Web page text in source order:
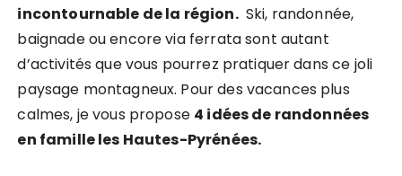
incontournable de la région.Ski, randonnée,
baignade ou encore via ferrata sont autant
d’activités que vous pourrez pratiquer dans ce joli
paysage montagneux. Pour des vacances plus
calmes, je vous propose 4 idées de randonnées
en famille les Hautes-Pyrénées.